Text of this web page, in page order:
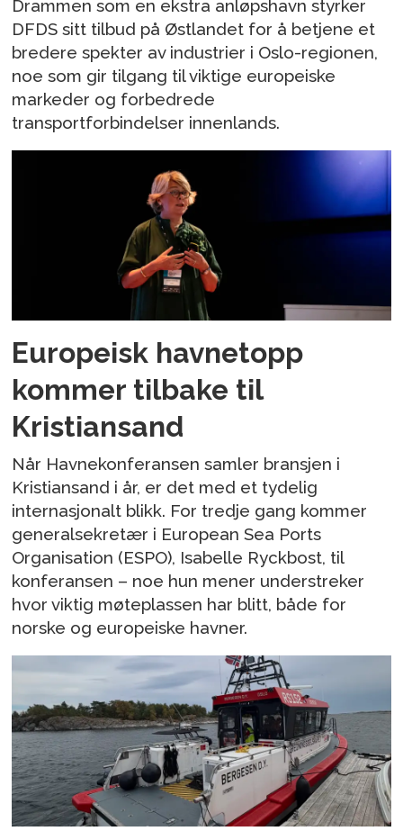
Drammen som en ekstra anløpshavn styrker
DFDS sitt tilbud på Østlandet for å betjene et
bredere spekter av industrier i Oslo-regionen,
noe som gir tilgang til viktige europeiske
markeder og forbedrede
transportforbindelser innenlands.
Europeisk havnetopp
kommer tilbake til
Kristiansand
Når Havnekonferansen samler bransjen i
Kristiansand i år, er det med et tydelig
internasjonalt blikk. For tredje gang kommer
generalsekretær i European Sea Ports
Organisation (ESPO), Isabelle Ryckbost, til
konferansen – noe hun mener understreker
hvor viktig møteplassen har blitt, både for
norske og europeiske havner.